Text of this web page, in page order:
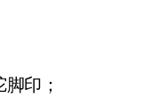
印；